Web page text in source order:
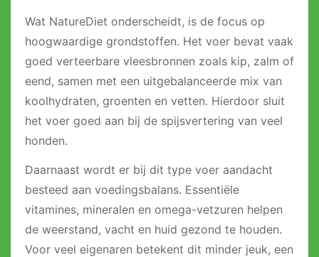
Wat NatureDiet onderscheidt, is de focus op
hoogwaardige grondstoffen. Het voer bevat vaak
goed verteerbare vleesbronnen zoals kip, zalm of
eend, samen met een uitgebalanceerde mix van
koolhydraten, groenten en vetten. Hierdoor sluit
het voer goed aan bij de spijsvertering van veel
honden.
Daarnaast wordt er bij dit type voer aandacht
besteed aan voedingsbalans. Essentiële
vitamines, mineralen en omega-vetzuren helpen
de weerstand, vacht en huid gezond te houden.
Voor veel eigenaren betekent dit minder jeuk, een